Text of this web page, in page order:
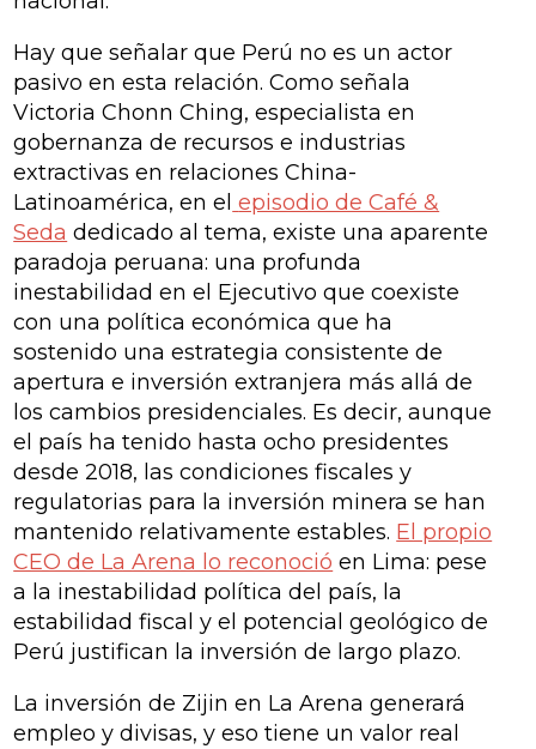
Hay que señalar que Perú no es un actor
pasivo en esta relación. Como señala
Victoria Chonn Ching, especialista en
gobernanza de recursos e industrias
extractivas en relaciones China-
Latinoamérica, en el episodio de Café &
Seda dedicado al tema, existe una aparente
paradoja peruana: una profunda
inestabilidad en el Ejecutivo que coexiste
con una política económica que ha
sostenido una estrategia consistente de
apertura e inversión extranjera más allá de
los cambios presidenciales. Es decir, aunque
el país ha tenido hasta ocho presidentes
desde 2018, las condiciones fiscales y
regulatorias para la inversión minera se han
mantenido relativamente estables. El propio
CEO de La Arena lo reconoció en Lima: pese
a la inestabilidad política del país, la
estabilidad fiscal y el potencial geológico de
Perú justifican la inversión de largo plazo.
La inversión de Zijin en La Arena generará
empleo y divisas, y eso tiene un valor real